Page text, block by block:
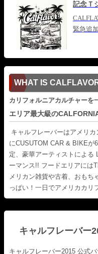
WHAT IS
カリフォルニアカルチャーを
エリア最大級の
キャルフレーバーはアメリ
にCUSUTOM CAR & BIKEが
定、豪華アーティストによる
ーマンス!! フードエリアには
メリカン雑貨や古着、おもち
っぱい！一日でアメリカカリ
キャルフレーバー
キャルフレーバー2015 公式